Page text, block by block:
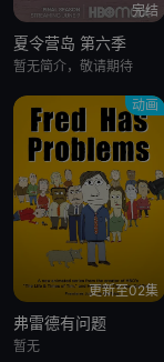
完结
夏令营岛 第六季
暂无简介，敬请期待
动画
更新至02集
弗雷德有问题
暂无